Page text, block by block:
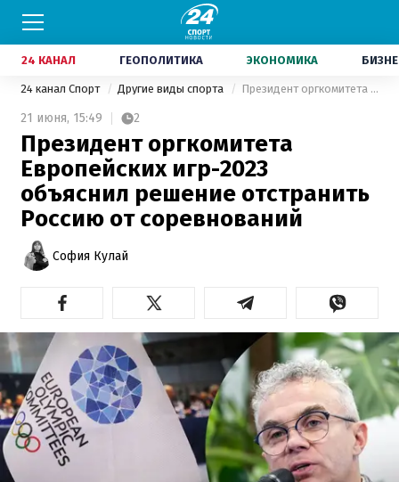
24 КАНАЛ ГЕОПОЛИТИКА ЭКОНОМИКА
24 канал Спорт Другие виды спорта Президент оргкомитета Европейских игр-2023 объяснил решение отстранить Россию от соревнований
21 июня, 15:49 2
Президент оргкомитета
Европейских игр-2023
объяснил решение отстранить
Россию от соревнований
София Кулай